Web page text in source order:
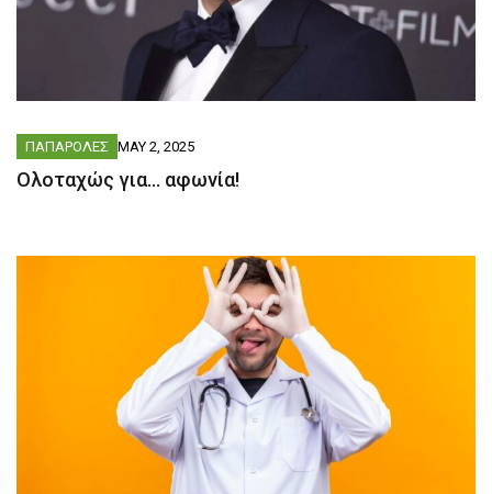
ΠΑΠΑΡΟΛΕΣ MAY 2, 2025
Ολοταχώς για… αφωνία!